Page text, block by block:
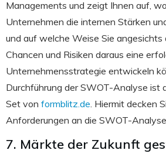
Managements und zeigt Ihnen auf,
Unternehmen die internen Stärken
und auf welche Weise Sie angesichts
Chancen und Risiken daraus eine
Unternehmensstrategie entwickeln
Durchführung der SWOT-Analyse ist
Set von formblitz.de . Hiermit decken
Anforderungen an die SWOT-Analyse
7. Märkte der Zukunft